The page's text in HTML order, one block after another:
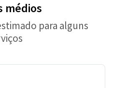
médios
para alguns